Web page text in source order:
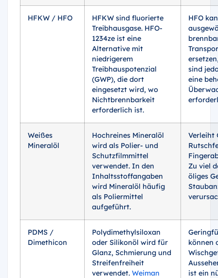
HFKW / HFO
HFKW sind fluorierte
Treibhausgase. HFO-
1234ze ist eine
Alternative mit
niedrigerem
Treibhauspotenzial
(GWP), die dort
eingesetzt wird, wo
Nichtbrennbarkeit
erforderlich ist.
HFO
sind
eine
Weißes
Mineralöl
Hochreines Mineralöl
wird als Polier- und
Schutzfilmmittel
verwendet. In den
Inhaltsstoffangaben
wird Mineralöl häufig
als Poliermittel
aufgeführt.
Verleiht
Zu viel
öliges
PDMS /
Dimethicon
Polydimethylsiloxan
oder Silikonöl wird für
Glanz, Schmierung und
Streifenfreiheit
verwendet. Weiman
können
ist ein